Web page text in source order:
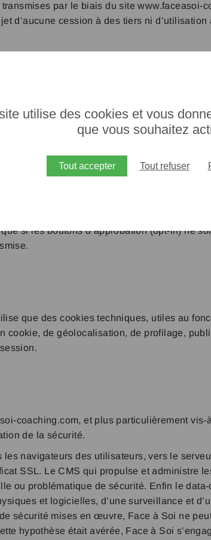
par le biais du site
d’aucune cession à des tiers ni d’utilisation
à chaque page ou formulaire du site
se matérialise par un bouton
que l'utilisateur certifie être majeur, et
des informations transmises.
in) de l’un de ces formulaires, l’utilisateur
strictement limité à la mention informative
en sont donnés sur cette même page, qu’il
personnelles en les soustrayant du
si les boutons d’approbation (opt-in) ne
que des cookies techniques, utiles au
cookie, de géolocalisation, de profilage,
coaching.com, et plus particulièrement
de la sécurité.
navigateurs des utilisateurs, vers le
SSL. Le CMS qui propulse et administre
ou problématique de sécurité. Enfin le
et logicielles, d’une surveillance et
sécurité mises en œuvre, Face à Soi ne
hypothèse était avérée, Face à Soi
utilise des cookies et vous
que vous souhaitez
Tout accepter Tout refuser